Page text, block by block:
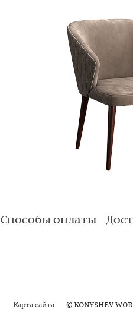
Способы оплаты
Карта сайта © KONYSHEV